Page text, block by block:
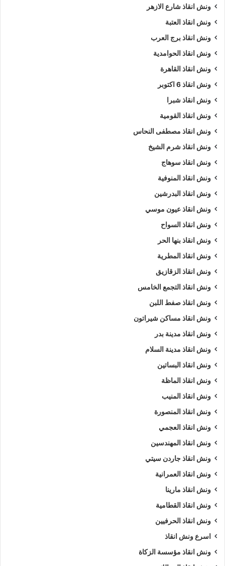
ونش انقاذ شارع الازهر
ونش انقاذ العتبة
ونش انقاذ برج العرب
ونش انقاذ الحوامدية
ونش انقاذ القاهرة
ونش انقاذ 6 اكتوبر
ونش انقاذ شبرا
ونش انقاذ القومية
ونش انقاذ مصطفى النحاس
ونش انقاذ شرم الشيخ
ونش انقاذ سوهاج
ونش انقاذ المنوفية
ونش انقاذ البدرشين
ونش انقاذ عيون موسي
ونش انقاذ السواح
ونش انقاذ بنها الحر
ونش انقاذ المطرية
ونش انقاذ الزقازيق
ونش انقاذ التجمع الخامس
ونش انقاذ صفط اللبن
ونش انقاذ مساكن شيراتون
ونش انقاذ مدينة بدر
ونش انقاذ مدينة السلام
ونش انقاذ البساتين
ونش انقاذ الماظة
ونش انقاذ المنيب
ونش انقاذ المنصورة
ونش انقاذ العجمي
ونش انقاذ المهندسين
ونش انقاذ جاردن سيتي
ونش انقاذ العمرانية
ونش انقاذ مارينا
ونش انقاذ القطامية
ونش انقاذ الحرفيين
اسرع ونش انقاذ
ونش انقاذ مؤسسة الزكاة